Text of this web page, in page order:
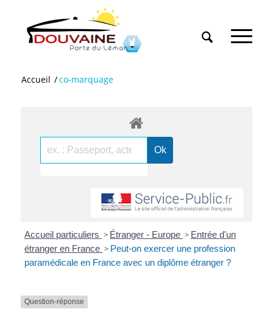
Accueil /co-marquage
Accueil particuliers > Étranger - Europe > Entrée d'un
étranger en France > Peut-on exercer une profession
paramédicale en France avec un diplôme étranger ?
Question-réponse